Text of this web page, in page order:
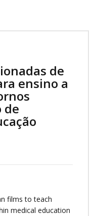
de
ensino a
de
films to teach
medical education